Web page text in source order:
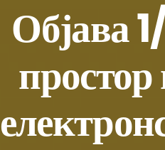
Објава